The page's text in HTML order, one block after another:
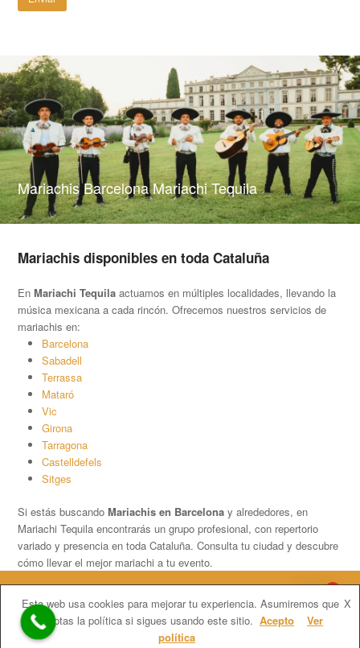
Mariachis Barcelona Mariachi Tequila
Mariachis disponibles en toda Cataluña
EnMariachi Tequila actuamos en múltiples localidades, llevando la
música mexicana a cada rincón. Ofrecemos nuestros servicios de
mariachis en:
Barcelona
Sabadell
Terrassa
Mataró
Vic
Girona
Tarragona
Castelldefels
Sitges
Si estás buscandoMariachis en Barcelona y alrededores, en
Mariachi Tequila encontrarás un grupo profesional, con repertorio
variado y presencia en toda Cataluña. Consulta tu ciudad y descubre
cómo llevar el mejor mariachi a tu evento.
Contratar Mariachis en Barcelona
Mariachis Barcelona precios
Mariachis en Catalunya
Barcelona
Esta web usa cookies para mejorar tu experiencia. Asumiremos que
aceptas la política si sigues usando este sitio.
X
Acepto
Ver
política